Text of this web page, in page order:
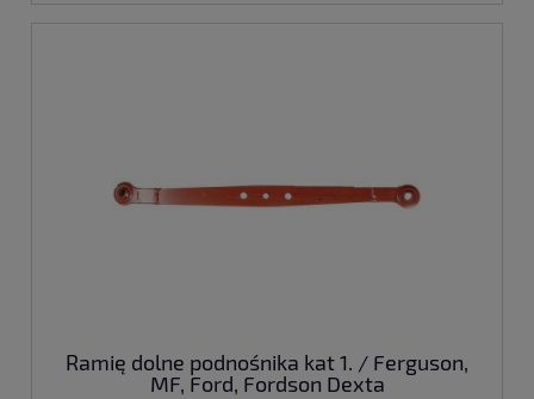
Ramię dolne podnośnika kat 1. / Ferguson,
MF, Ford, Fordson Dexta